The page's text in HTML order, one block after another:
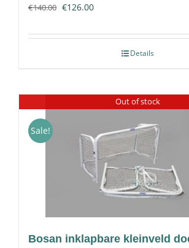
€140.00 €126.00
Details
Out of stock
Sale!
Bosan inklapbare kleinveld